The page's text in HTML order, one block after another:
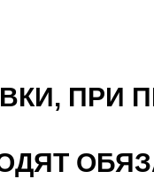
ПРИ